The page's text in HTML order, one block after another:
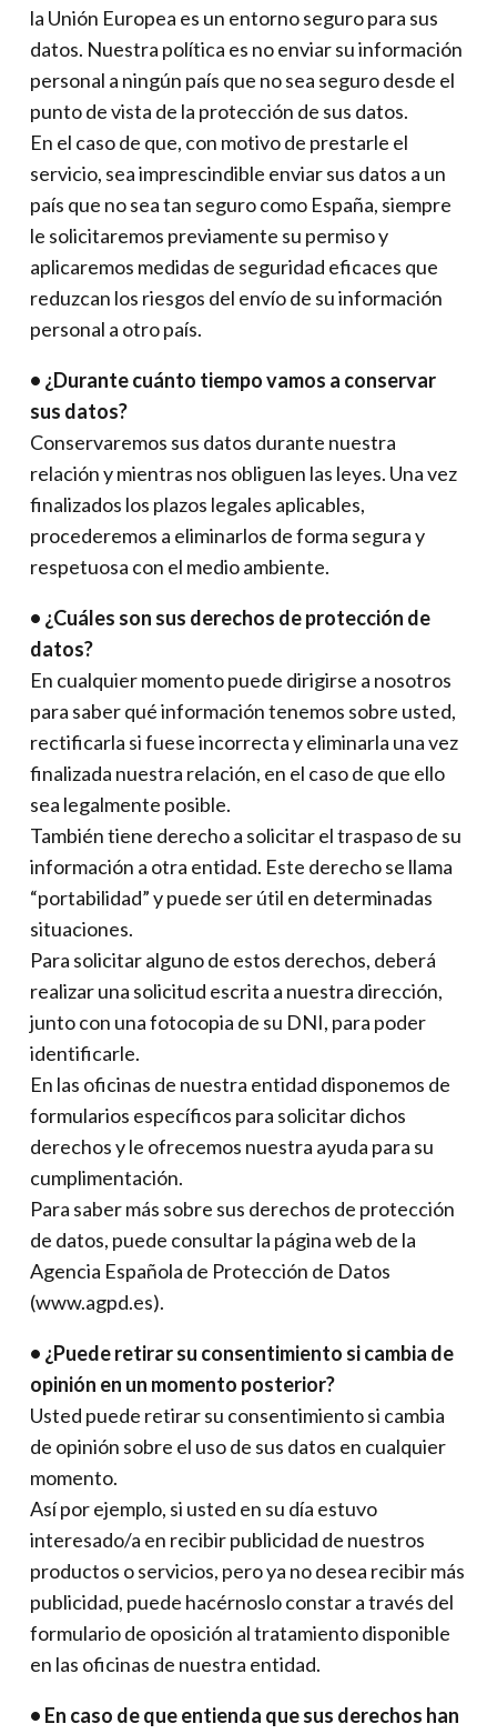
la Unión Europea es un entorno seguro para sus
datos. Nuestra política es no enviar su información
personal a ningún país que no sea seguro desde el
punto de vista de la protección de sus datos.
En el caso de que, con motivo de prestarle el
servicio, sea imprescindible enviar sus datos a un
país que no sea tan seguro como España, siempre
le solicitaremos previamente su permiso y
aplicaremos medidas de seguridad eficaces que
reduzcan los riesgos del envío de su información
personal a otro país.
• ¿Durante cuánto tiempo vamos a conservar
sus datos?
Conservaremos sus datos durante nuestra
relación y mientras nos obliguen las leyes. Una vez
finalizados los plazos legales aplicables,
procederemos a eliminarlos de forma segura y
respetuosa con el medio ambiente.
• ¿Cuáles son sus derechos de protección de
datos?
En cualquier momento puede dirigirse a nosotros
para saber qué información tenemos sobre usted,
rectificarla si fuese incorrecta y eliminarla una vez
finalizada nuestra relación, en el caso de que ello
sea legalmente posible.
También tiene derecho a solicitar el traspaso de su
información a otra entidad. Este derecho se llama
“portabilidad” y puede ser útil en determinadas
situaciones.
Para solicitar alguno de estos derechos, deberá
realizar una solicitud escrita a nuestra dirección,
junto con una fotocopia de su DNI, para poder
identificarle.
En las oficinas de nuestra entidad disponemos de
formularios específicos para solicitar dichos
derechos y le ofrecemos nuestra ayuda para su
cumplimentación.
Para saber más sobre sus derechos de protección
de datos, puede consultar la página web de la
Agencia Española de Protección de Datos
(www.agpd.es).
• ¿Puede retirar su consentimiento si cambia de
opinión en un momento posterior?
Usted puede retirar su consentimiento si cambia
de opinión sobre el uso de sus datos en cualquier
momento.
Así por ejemplo, si usted en su día estuvo
interesado/a en recibir publicidad de nuestros
productos o servicios, pero ya no desea recibir más
publicidad, puede hacérnoslo constar a través del
formulario de oposición al tratamiento disponible
en las oficinas de nuestra entidad.
• En caso de que entienda que sus derechos han